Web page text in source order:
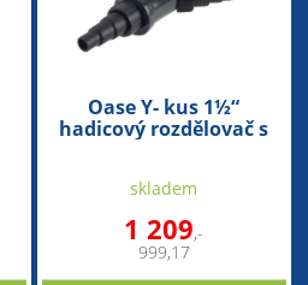
Oase Y- kus 1½“
hadicový rozdělovač s
skladem
1 209,-
999,17